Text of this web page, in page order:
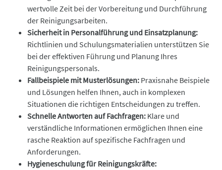
wertvolle Zeit bei der Vorbereitung und Durchführung
der Reinigungsarbeiten.
Sicherheit in Personalführung und Einsatzplanung:
Richtlinien und Schulungsmaterialien unterstützen Sie
bei der effektiven Führung und Planung Ihres
Reinigungspersonals.
Fallbeispiele mit Musterlösungen: Praxisnahe Beispiele
und Lösungen helfen Ihnen, auch in komplexen
Situationen die richtigen Entscheidungen zu treffen.
Schnelle Antworten auf Fachfragen: Klare und
verständliche Informationen ermöglichen Ihnen eine
rasche Reaktion auf spezifische Fachfragen und
Anforderungen.
Hygieneschulung für Reinigungskräfte: